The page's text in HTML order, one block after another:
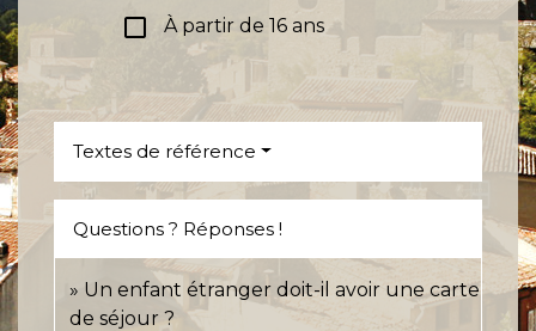
check_box_outline_blank À partir de 16 ans
Textes de référence
Questions ? Réponses !
Un enfant étranger doit-il avoir une carte
de séjour ?